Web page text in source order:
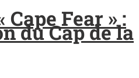
Fear » :
du Cap de la